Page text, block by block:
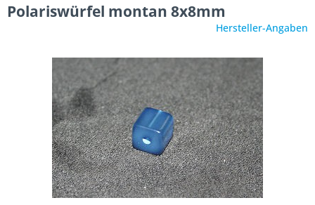
Polariswürfel montan 8x8mm
Hersteller-Angaben